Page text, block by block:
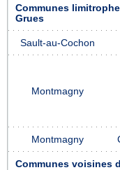
Communes
Grues
Sault-au-Cochon
Montmagny
Montmagny
Communes voisines